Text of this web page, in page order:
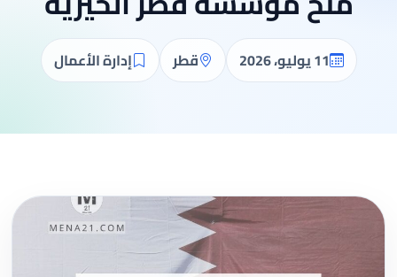
11 يوليو، 2026 قطر إدارة الأعمال